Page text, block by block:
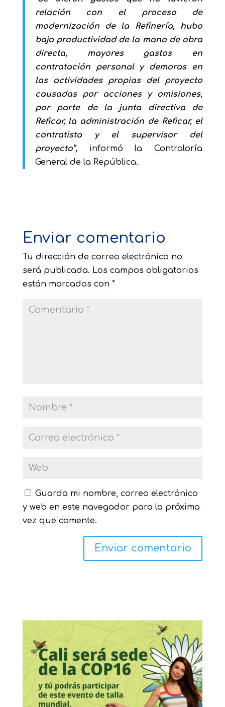
relación con el proceso de
modernización de la Refinería, hubo
baja productividad de la mano de obra
directa, mayores gastos en
contratación personal y demoras en
las actividades propias del proyecto
causadas por acciones y omisiones,
por parte de la junta directiva de
Reficar, la administración de Reficar, el
contratista y el supervisor del
proyecto”,informó la Contraloría
General de la República.
Enviar comentario
Tu dirección de correo electrónico no
será publicada. Los campos obligatorios
están marcados con *
Guarda mi nombre, correo electrónico
y web en este navegador para la próxima
vez que comente.